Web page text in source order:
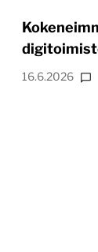
16.6.2026